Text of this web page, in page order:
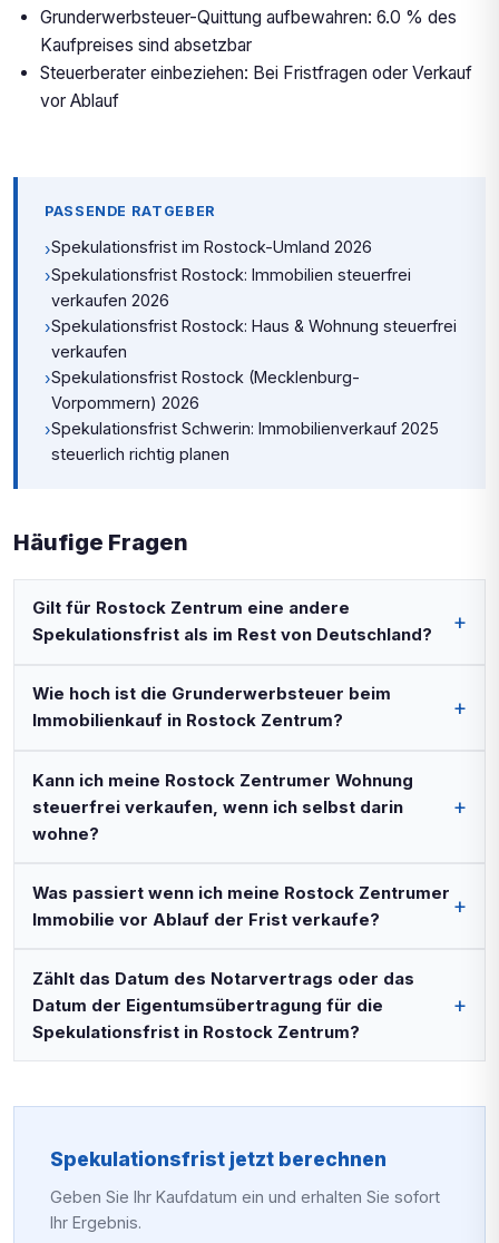
Grunderwerbsteuer-Quittung aufbewahren: 6.0 % des
Kaufpreises sind absetzbar
Steuerberater einbeziehen: Bei Fristfragen oder Verkauf
vor Ablauf
PASSENDE RATGEBER
›Spekulationsfrist im Rostock-Umland 2026
›Spekulationsfrist Rostock: Immobilien steuerfrei
verkaufen 2026
›Spekulationsfrist Rostock: Haus & Wohnung steuerfrei
verkaufen
›Spekulationsfrist Rostock (Mecklenburg-
Vorpommern) 2026
›Spekulationsfrist Schwerin: Immobilienverkauf 2025
steuerlich richtig planen
Häufige Fragen
Gilt für Rostock Zentrum eine andere
Spekulationsfrist als im Rest von Deutschland?
Wie hoch ist die Grunderwerbsteuer beim
Immobilienkauf in Rostock Zentrum?
Kann ich meine Rostock Zentrumer Wohnung
steuerfrei verkaufen, wenn ich selbst darin
wohne?
Was passiert wenn ich meine Rostock Zentrumer
Immobilie vor Ablauf der Frist verkaufe?
Zählt das Datum des Notarvertrags oder das
Datum der Eigentumsübertragung für die
Spekulationsfrist in Rostock Zentrum?
Spekulationsfrist jetzt berechnen
Geben Sie Ihr Kaufdatum ein und erhalten Sie sofort
Ihr Ergebnis.